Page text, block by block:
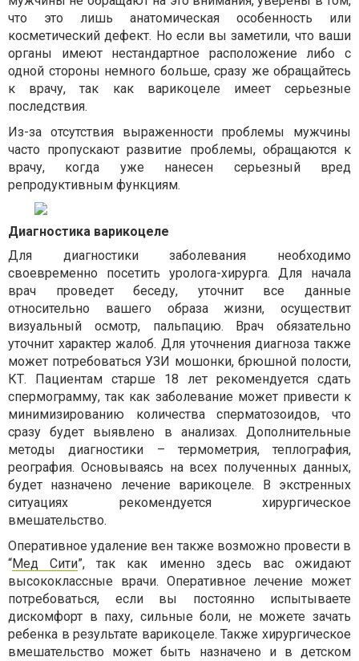
что это лишь анатомическая особенность или
косметический дефект. Но если вы заметили, что ваши
органы имеют нестандартное расположение либо с
одной стороны немного больше, сразу же обращайтесь
к врачу, так как варикоцеле имеет серьезные
последствия.
Из-за отсутствия выраженности проблемы мужчины
часто пропускают развитие проблемы, обращаются к
врачу, когда уже нанесен серьезный вред
репродуктивным функциям.
Диагностика варикоцеле
Для диагностики заболевания необходимо
своевременно посетить уролога-хирурга. Для начала
врач проведет беседу, уточнит все данные
относительно вашего образа жизни, осуществит
визуальный осмотр, пальпацию. Врач обязательно
уточнит характер жалоб. Для уточнения диагноза также
может потребоваться УЗИ мошонки, брюшной полости,
КТ. Пациентам старше 18 лет рекомендуется сдать
спермограмму, так как заболевание может привести к
минимизированию количества сперматозоидов, что
сразу будет выявлено в анализах. Дополнительные
методы диагностики – термометрия, теплография,
реография. Основываясь на всех полученных данных,
будет назначено лечение варикоцеле. В экстренных
ситуациях рекомендуется хирургическое
вмешательство.
Оперативное удаление вен также возможно провести в
“Мед Сити”, так как именно здесь вас ожидают
высококлассные врачи. Оперативное лечение может
потребоваться, если вы постоянно испытываете
дискомфорт в паху, сильные боли, не можете зачать
ребенка в результате варикоцеле. Также хирургическое
вмешательство может быть назначено и в детском